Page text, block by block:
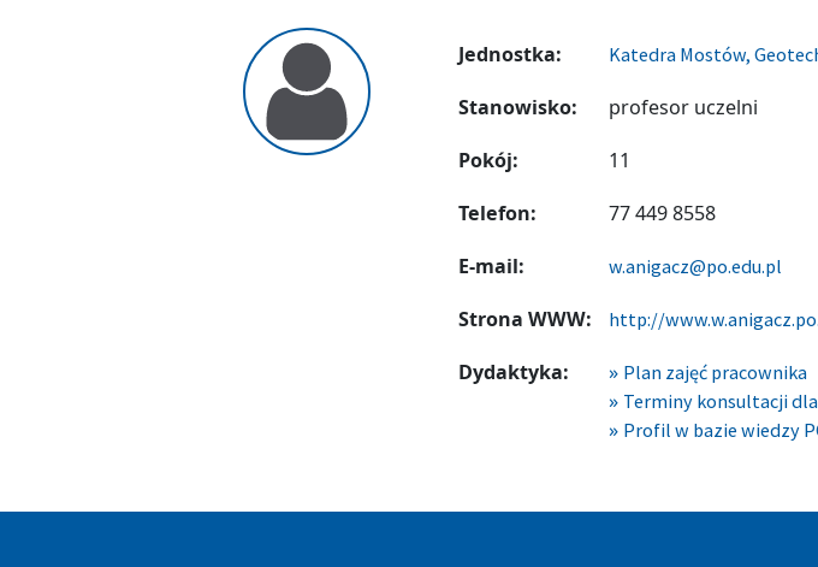
Jednostka: Katedra Mostów,
Stanowisko:
profesor uczelni
Pokój:
11
Telefon:
77 449 8558
E-mail:
w.anigacz@po.edu.pl
Strona WWW: http://
Dydaktyka:
Plan zajęć pracownika
Terminy konsultacji
Profil w bazie wiedzy